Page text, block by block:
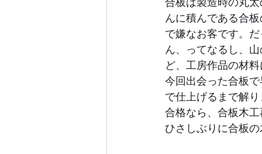
んに積んである合
で嫌なお客です。
ん、ってなるし、
ど、工房作品の材
今回出会った合板
で仕上げるまで解
合格なら、合板木
ひさしぶりに合板